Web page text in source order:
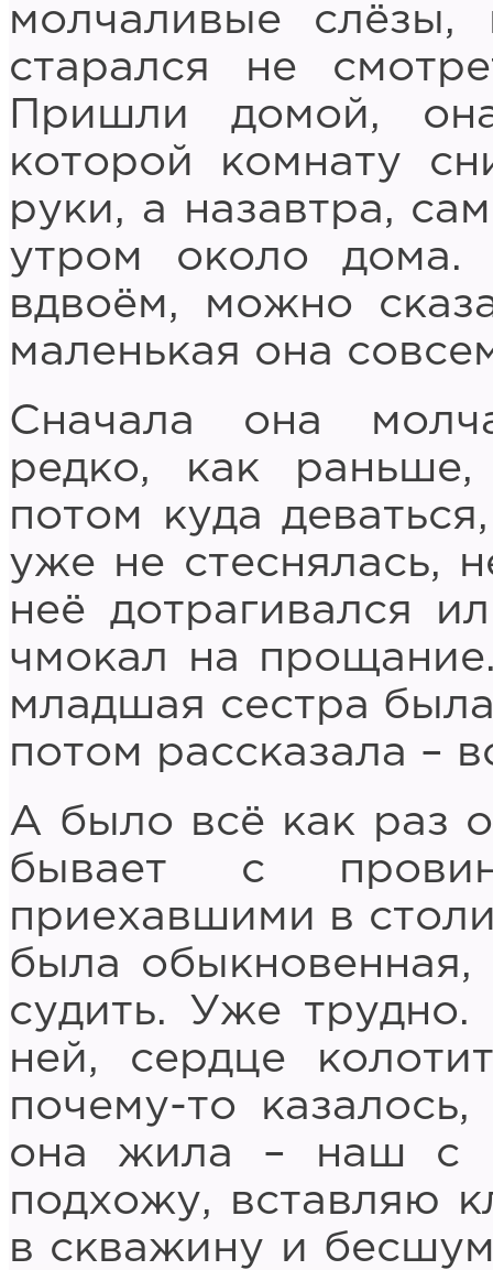
молчаливые
старался не
Пришли домой,
которой комнату
руки, а назавтра,
утром около
вдвоём, можно
маленькая она
Сначала она
редко, как
потом куда
уже не стеснялась,
неё дотрагивался
чмокал на
младшая сестра
потом рассказала –
А было всё как раз
бывает с
приехавшими в
была
судить. Уже
ней, сердце
почему-то
она жила – наш с
подхожу, вставляю
в скважину и